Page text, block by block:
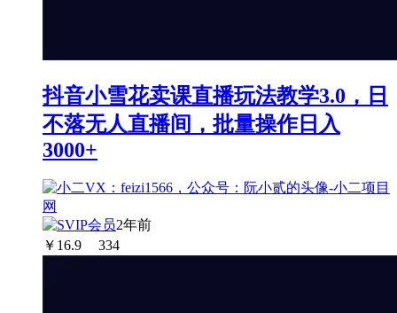
抖音小雪花卖课直播玩法教学3.0，日
不落无人直播间，批量操作日入
3000+
2年前
￥ 16.9 334